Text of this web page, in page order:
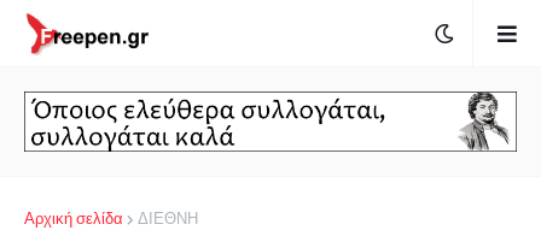
Αρχική σελίδα ΔΙΕΘΝΗ